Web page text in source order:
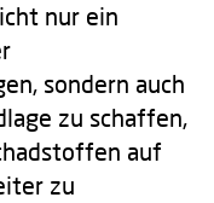
nur ein
sondern auch
zu schaffen,
auf
zu